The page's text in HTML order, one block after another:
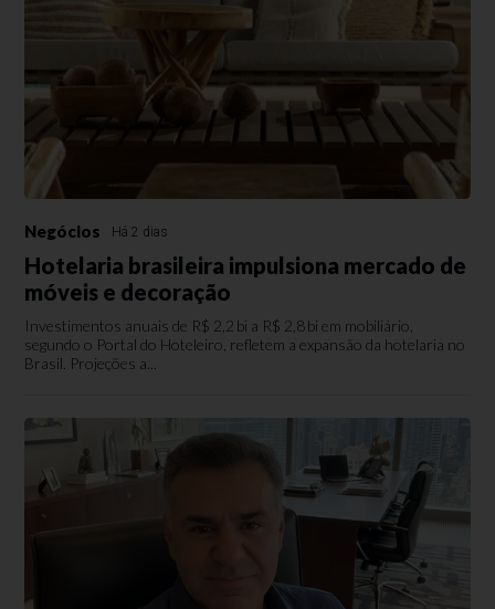
Negócios Há 2 dias
Hotelaria brasileira impulsiona mercado de
móveis e decoração
Investimentos anuais de R$ 2,2 bi a R$ 2,8 bi em mobiliário,
segundo o Portal do Hoteleiro, refletem a expansão da hotelaria no
Brasil. Projeções a...